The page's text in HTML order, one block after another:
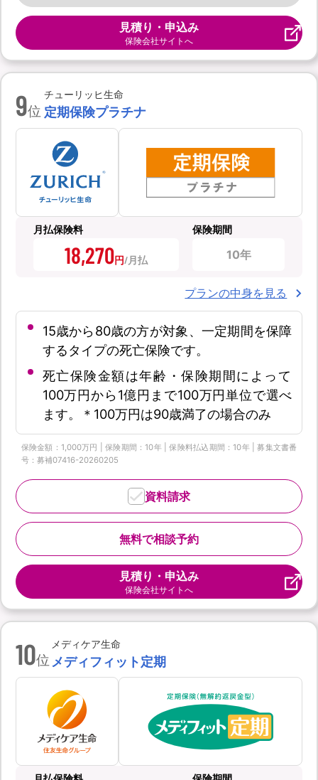
見積り・申込み
保険会社サイトへ
9位
チューリッヒ生命
定期保険プラチナ
月払保険料
18,270円
保険期間
10年
プランの中身を見る
15歳から80歳の方が対象、一定期間を保障
するタイプの死亡保険です。
死亡保険金額は年齢・保険期間によって
100万円から1億円まで100万円単位で選べ
ます。＊100万円は90歳満了の場合のみ
保険金額：1,000万円 | 保険期間：10年 | 保険料払込期間：10年 | 募集文書番
号：募補07416-20260205
無料で相談予約
資料請求
見積り・申込み
保険会社サイトへ
10位
メディケア生命
メディフィット定期